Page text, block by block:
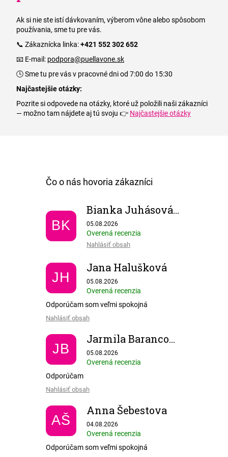
Ak si nie ste istí dávkovaním, výberom vône alebo spôsobom
používania, sme tu pre vás.
📞 Zákaznícka linka:+421 552 302 652
📧 E-mail: podpora@puellavone.sk
🕓 Sme tu pre vás v pracovné dni od 7:00 do 15:30
Najčastejšie otázky:
Pozrite si odpovede na otázky, ktoré už položili naši zákazníci
— možno tam nájdete aj tú svoju 👉 Najčastejšie otázky
BK
Bianka Juhásová Konôpková
Hodnotenie obchodu je 5 z 5 hviezdičiek.
05.08.2026
Overená recenzia
Nahlásiť obsah
JH
Jana Halušková
Hodnotenie obchodu je 5 z 5 hviezdičiek.
05.08.2026
Overená recenzia
Odporúčam som veľmi spokojná
Nahlásiť obsah
JB
Jarmila Barancová
Hodnotenie obchodu je 5 z 5 hviezdičiek.
05.08.2026
Overená recenzia
Odporúčam
Nahlásiť obsah
AŠ
Anna Šebestova
Hodnotenie obchodu je 5 z 5 hviezdičiek.
04.08.2026
Overená recenzia
Odporúčam som veľmi spokojná